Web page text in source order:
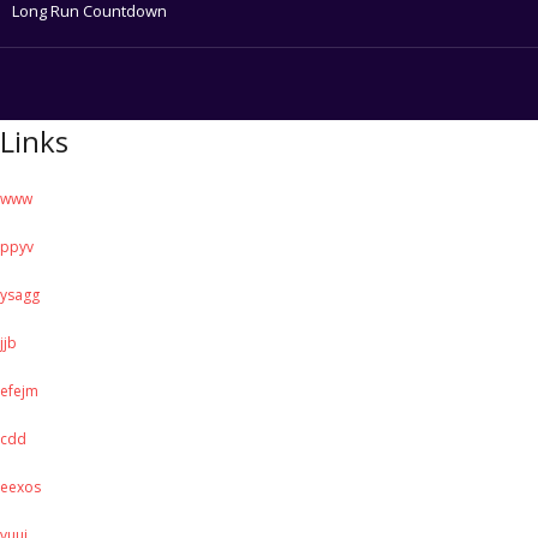
Long Run Countdown
Links
www
ppyv
ysagg
jjb
efejm
cdd
eexos